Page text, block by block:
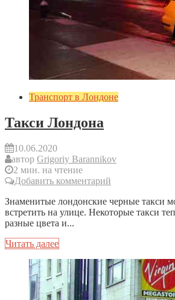
Транспорт в Лондоне
Такси Лондона
10.06.2020
автор Grigoriy Barannikov
2 мин. на чтение
Добавить комментарий
Знаменитые лондонские черные такси
встретить на улице. Некоторые такси
разные цвета и...
Читать далее